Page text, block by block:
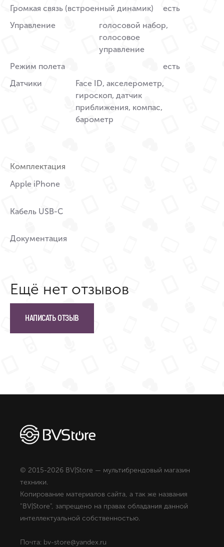
Громкая связь (встроенный динамик)
есть
Управление
голосовой набор,
голосовое
управление
Режим полета
есть
Датчики
Face ID, акселерометр,
гироскоп, датчик
приближения, компас,
барометр
Комплектация
Apple iPhone
Кабель USB-C
Документация
Ещё нет отзывов
НАПИСАТЬ ОТЗЫВ
© 2015-2026 BV|Store — мультибрендовый магазин
техники.
Копирование материалов сайта, а так же названия
"BV|Store", запрещено на правах обладания данной
интеллектуальной собственностью.
Почта: bv-store@yandex.ru